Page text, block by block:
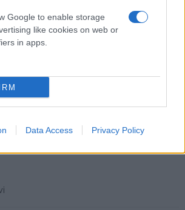
Google to enable storage
like cookies on web or
in apps.
Data Access Privacy Policy
19,40 €
per taglio metalli; acciaio; inox